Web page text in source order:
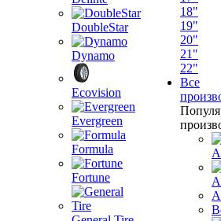
DoubleStar
Dynamo
Ecovision
Evergreen
Formula
Fortune
18"
19"
20"
21"
22"
Все